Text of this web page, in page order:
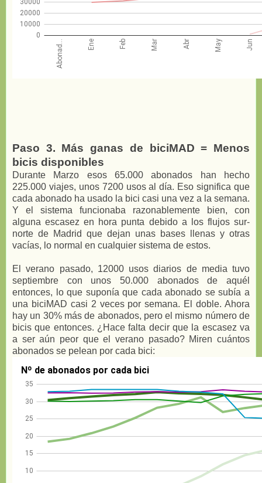
Paso 3. Más ganas de biciMAD = Menos
bicis disponibles
Durante Marzo esos 65.000 abonados han hecho
225.000 viajes, unos 7200 usos al día. Eso significa que
cada abonado ha usado la bici casi una vez a la semana.
Y el sistema funcionaba razonablemente bien, con
alguna escasez en hora punta debido a los flujos sur-
norte de Madrid que dejan unas bases llenas y otras
vacías, lo normal en cualquier sistema de estos.
El verano pasado, 12000 usos diarios de media tuvo
septiembre con unos 50.000 abonados de aquél
entonces, lo que suponía que cada abonado se subía a
una biciMAD casi 2 veces por semana. El doble. Ahora
hay un 30% más de abonados, pero el mismo número de
bicis que entonces. ¿Hace falta decir que la escasez va
a ser aún peor que el verano pasado? Miren cuántos
abonados se pelean por cada bici: